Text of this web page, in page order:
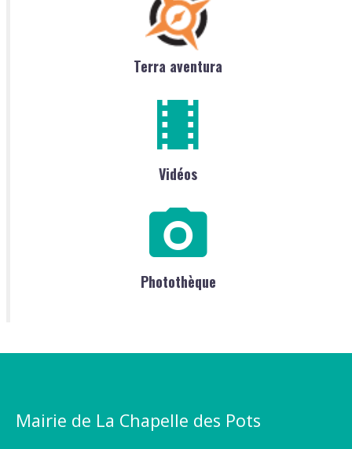
Terra aventura
Vidéos
Photothèque
Mairie de La Chapelle des Pots